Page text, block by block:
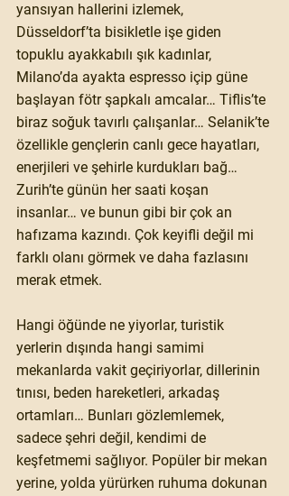
yansıyan hallerini izlemek,
Düsseldorf’ta bisikletle işe giden
topuklu ayakkabılı şık kadınlar,
Milano’da ayakta espresso içip güne
başlayan fötr şapkalı amcalar… Tiflis’te
biraz soğuk tavırlı çalışanlar… Selanik’te
özellikle gençlerin canlı gece hayatları,
enerjileri ve şehirle kurdukları bağ…
Zurih’te günün her saati koşan
insanlar… ve bunun gibi bir çok an
hafızama kazındı. Çok keyifli değil mi
farklı olanı görmek ve daha fazlasını
merak etmek.
Hangi öğünde ne yiyorlar, turistik
yerlerin dışında hangi samimi
mekanlarda vakit geçiriyorlar, dillerinin
tınısı, beden hareketleri, arkadaş
ortamları… Bunları gözlemlemek,
sadece şehri değil, kendimi de
keşfetmemi sağlıyor. Popüler bir mekan
yerine, yolda yürürken ruhuma dokunan